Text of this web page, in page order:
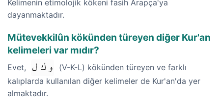
Kelimenin etimolojik kökeni fasih Arapça'ya
dayanmaktadır.
Mütevekkilûn kökünden türeyen diğer Kur'an
kelimeleri var mıdır?
Evet, و ك ل
(V-K-L) kökünden türeyen ve farklı
kalıplarda kullanılan diğer kelimeler de Kur'an'da yer
almaktadır.